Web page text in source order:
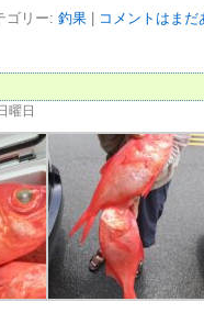
ゴリー: 釣果| コメントはまだ
曜日